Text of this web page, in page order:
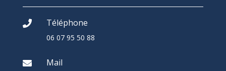
 Téléphone
06 07 95 50 88
 Mail